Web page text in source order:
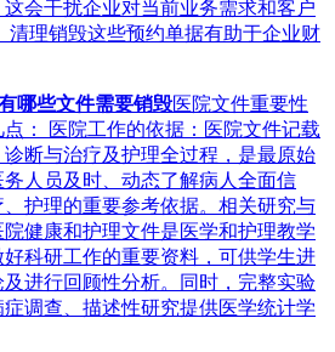
会干扰企业对当前业务需求和客户
清理销毁这些预约单据有助于企业财
哪些文件需要销毁医院文件重要性
： 医院工作的依据：医院文件记载
断与治疗及护理全过程，是最原始
人员及时、动态了解病人全面信
护理的重要参考依据。相关研究与
健康和护理文件是医学和护理教学
科研工作的重要资料，可供学生进
进行回顾性分析。同时，完整实验
调查、描述性研究提供医学统计学